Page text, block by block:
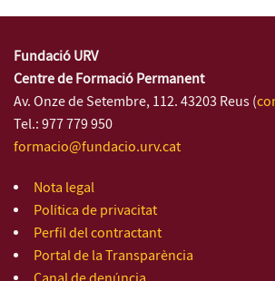
Fundació URV
Centre de Formació Permanent
Av. Onze de Setembre, 112. 43203 Reus (
Tel.: 977 779 950
formacio@fundacio.urv.cat
Nota legal
Política de privacitat
Perfil del contractant
Portal de la Transparència